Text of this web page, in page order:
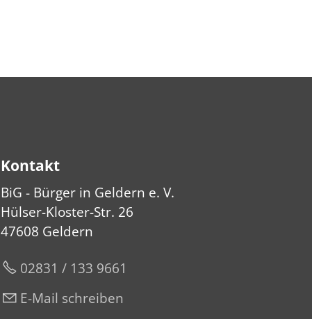
Kontakt
BiG - Bürger in Geldern e. V.
Hülser-Kloster-Str. 26
47608 Geldern
02831 / 133 9661
E-Mail schreiben